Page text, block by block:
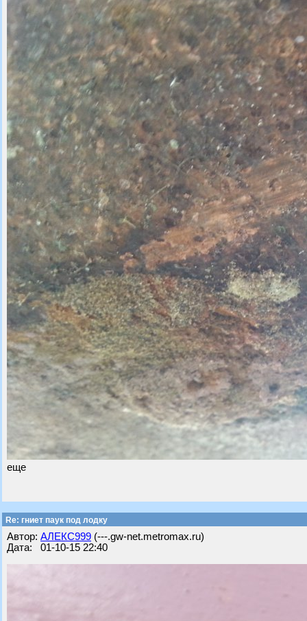
еще
Re: гниет паук под лодку
Автор: АЛЕКС999 (---.gw-net.metromax.ru)
Дата: 01-10-15 22:40